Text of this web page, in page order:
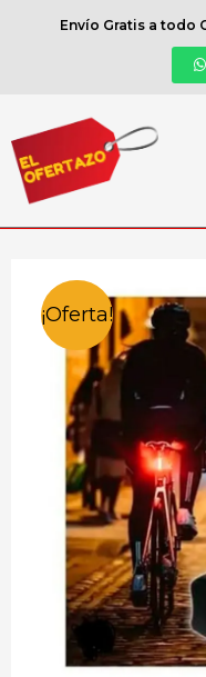
Envío Gratis a todo
¡Oferta!